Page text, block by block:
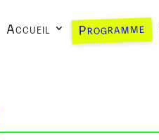
Accueil Programme